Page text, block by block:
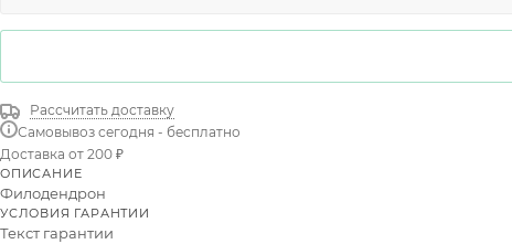
Рассчитать доставку
Самовывоз сегодня - бесплатно
Доставка от 200 ₽
ОПИСАНИЕ
Филодендрон
УСЛОВИЯ ГАРАНТИИ
Текст гарантии